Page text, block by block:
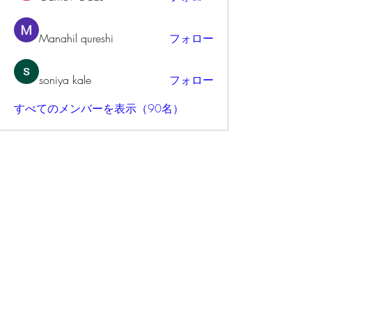
Manahil qureshi フォロー
soniya kale
フォロー
すべてのメンバーを表示（90名）